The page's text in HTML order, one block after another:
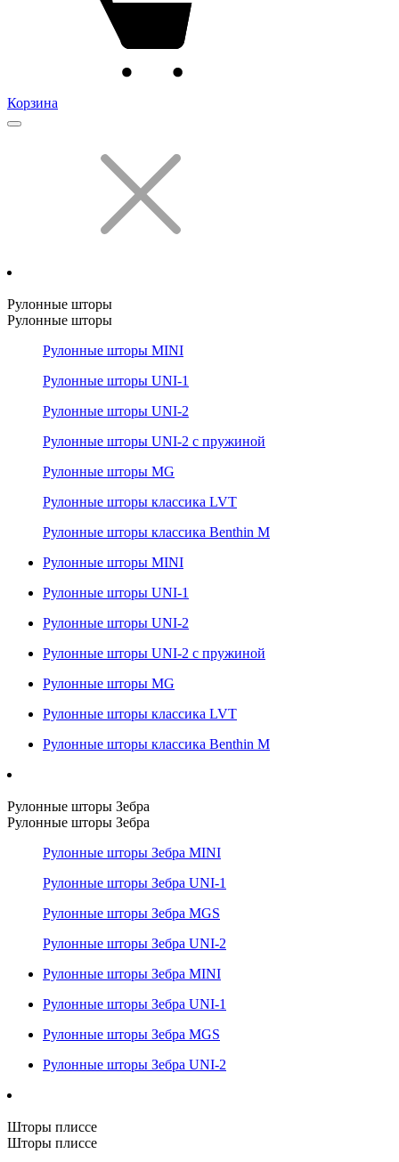
Корзина
Рулонные шторы
Рулонные шторы
Рулонные шторы MINI
Рулонные шторы UNI-1
Рулонные шторы UNI-2
Рулонные шторы UNI-2 с пружиной
Рулонные шторы MG
Рулонные шторы классика LVT
Рулонные шторы классика Benthin M
Рулонные шторы MINI
Рулонные шторы UNI-1
Рулонные шторы UNI-2
Рулонные шторы UNI-2 с пружиной
Рулонные шторы MG
Рулонные шторы классика LVT
Рулонные шторы классика Benthin M
Рулонные шторы Зебра
Рулонные шторы Зебра
Рулонные шторы Зебра MINI
Рулонные шторы Зебра UNI-1
Рулонные шторы Зебра MGS
Рулонные шторы Зебра UNI-2
Рулонные шторы Зебра MINI
Рулонные шторы Зебра UNI-1
Рулонные шторы Зебра MGS
Рулонные шторы Зебра UNI-2
Шторы плиссе
Шторы плиссе